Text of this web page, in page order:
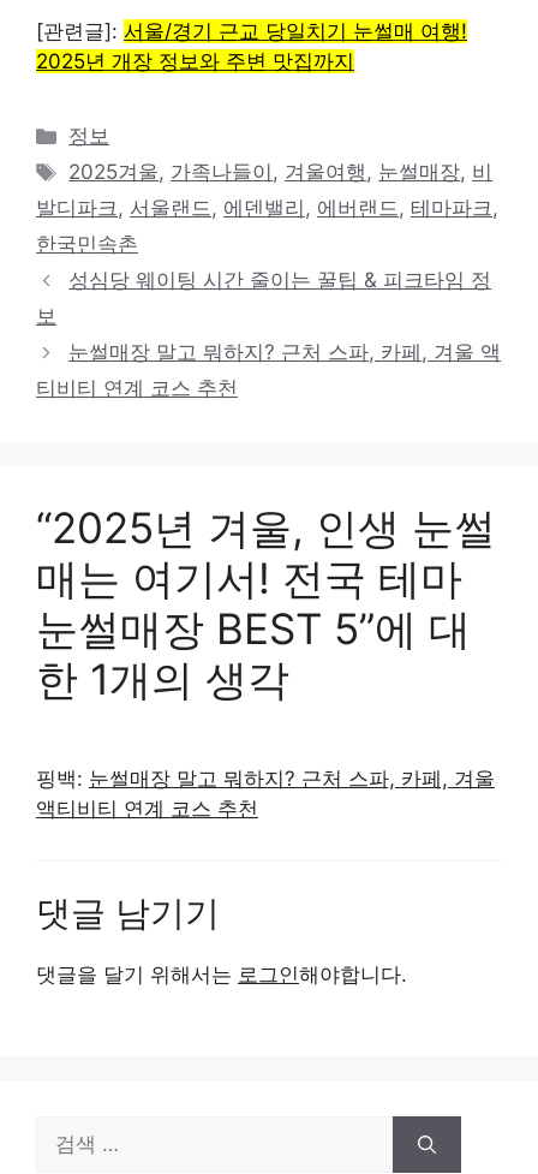
[관련글]: 서울/경기 근교 당일치기 눈썰매 여행!
2025년 개장 정보와 주변 맛집까지
카
테
리
정보
태
그
2025겨울, 가족나들이 , 겨울여행, 눈썰매장, 비
발디파크, 서울랜드, 에덴밸리 , 에버랜드, 테마파크,
한국민속촌
성심당 웨이팅 시간 줄이는 꿀팁 & 피크타임 정
보
눈썰매장 말고 뭐하지? 근처 스파, 카페, 겨울 액
티비티 연계 코스 추천
“2025년 겨울, 인생 눈썰
매는 여기서! 전국 테마
눈썰매장 BEST 5”에 대
한 1개의 생각
핑백: 눈썰매장 말고 뭐하지? 근처 스파, 카페, 겨울
액티비티 연계 코스 추천
댓글 남기기
댓글을 달기 위해서는 로그인해야합니다.
색: